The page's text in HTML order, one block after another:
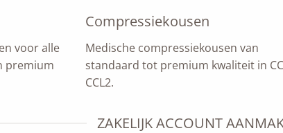
voor alle
premium
Compressiekousen
Medische compressiekousen van
standaard tot premium kwaliteit in
CCL2.
ZAKELIJK ACCOUNT